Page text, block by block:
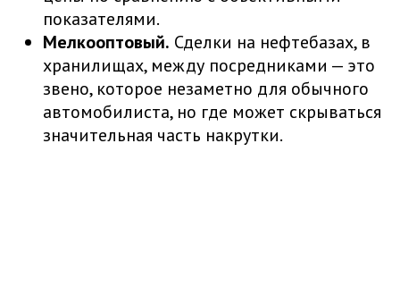
показателями.
Мелкооптовый. Сделки на нефтебазах, в
хранилищах, между посредниками — это
звено, которое незаметно для обычного
автомобилиста, но где может скрываться
значительная часть накрутки.